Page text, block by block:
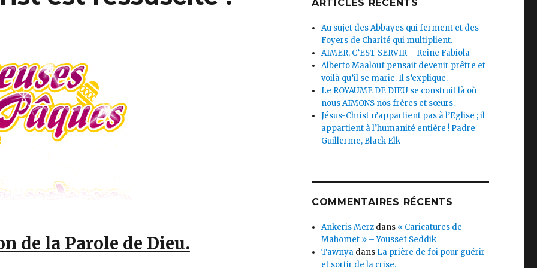
de la Parole de Dieu.
ARTICLES RÉCENTS
Au sujet des Abbayes qui ferment et des
Foyers de Charité qui multiplient.
AIMER, C’EST SERVIR – Reine Fabiola
Alberto Maalouf pensait devenir prêtre et
voilà qu’il se marie. Il s’explique.
Le ROYAUME DE DIEU se construit là où
nous AIMONS nos frères et sœurs.
Jésus-Christ n’appartient pas à l’Eglise ; il
appartient à l’humanité entière ! Padre
Guillerme, Black Elk
COMMENTAIRES RÉCENTS
Ankeris Merz dans « Caricatures de
Mahomet » – Youssef Seddik
Tawnya dans La prière de foi pour guérir
et sortir de la crise.